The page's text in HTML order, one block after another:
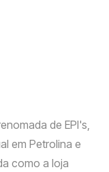
de EPI's,
em Petrolina e
como a loja